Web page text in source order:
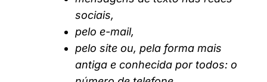
sociais,
pelo e-mail,
pelo site ou, pela forma mais
antiga e conhecida por todos: o